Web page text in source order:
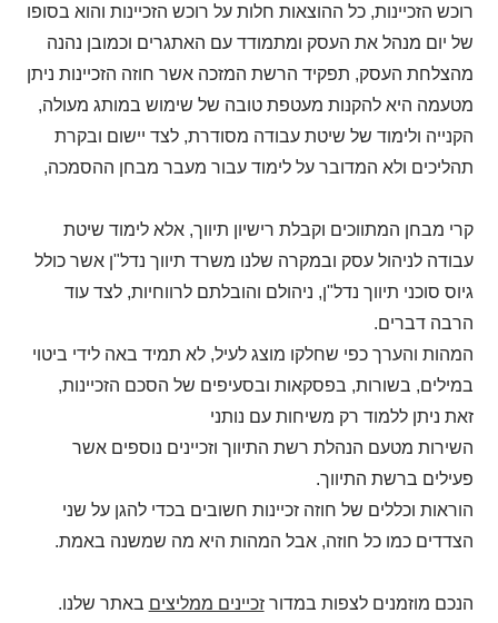
רוכש הזכיינות, כל ההוצאות חלות על רוכש הזכיינות והוא בסופו
של יום מנהל את העסק ומתמודד עם האתגרים וכמובן נהנה
מהצלחת העסק, תפקיד הרשת המזכה אשר חוזה הזכיינות ניתן
מטעמה היא להקנות מעטפת טובה של שימוש במותג מעולה,
הקנייה ולימוד של שיטת עבודה מסודרת, לצד יישום ובקרת
תהליכים ולא המדובר על לימוד עבור מעבר מבחן ההסמכה,
קרי מבחן המתווכים וקבלת רישיון תיווך, אלא לימוד שיטת
עבודה לניהול עסק ובמקרה שלנו משרד תיווך נדל"ן אשר כולל
גיוס סוכני תיווך נדל"ן, ניהולם והובלתם לרווחיות, לצד עוד
הרבה דברים.
המהות והערך כפי שחלקו מוצג לעיל, לא תמיד באה לידי ביטוי
במילים, בשורות, בפסקאות ובסעיפים של הסכם הזכיינות,
זאת ניתן ללמוד רק משיחות עם נותני
השירות מטעם הנהלת רשת התיווך וזכיינים נוספים אשר
פעילים ברשת התיווך.
הוראות וכללים של חוזה זכיינות חשובים בכדי להגן על שני
הצדדים כמו כל חוזה, אבל המהות היא מה שמשנה באמת.
הנכם מוזמנים לצפות במדורזכיינים ממליצים באתר שלנו.